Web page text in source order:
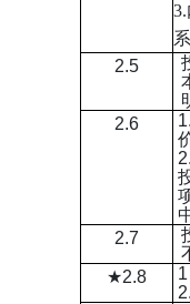
2.5
2.6
2.7
★2.8